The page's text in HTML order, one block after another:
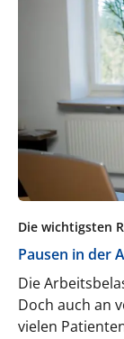
Die wichtigsten
Pausen in der
Die
Doch auch an
vielen